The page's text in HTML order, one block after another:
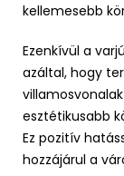
kellemesebb
Ezenkívül a
azáltal, hogy
esztétikusabb
Ez pozitív
hozzájárul a